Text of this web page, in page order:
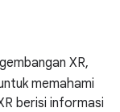
XR,
memahami
berisi informasi